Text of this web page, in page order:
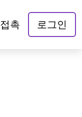
접촉 로그인